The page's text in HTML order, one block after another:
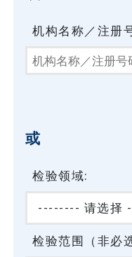
机构名称／注册
或
检验领域:
-------- 请选择
检验范围（非必